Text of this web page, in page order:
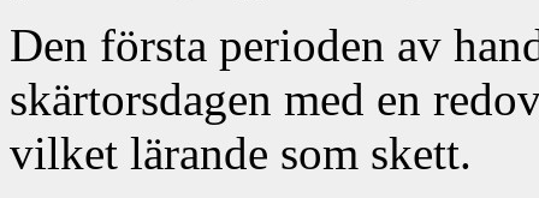
Den första perioden av
skärtorsdagen med en
vilket lärande som skett.